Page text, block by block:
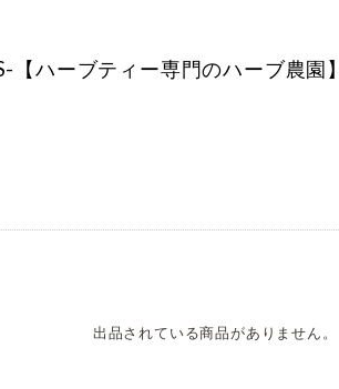
ハーブティー専門のハーブ農園】
出品されている商品がありません。